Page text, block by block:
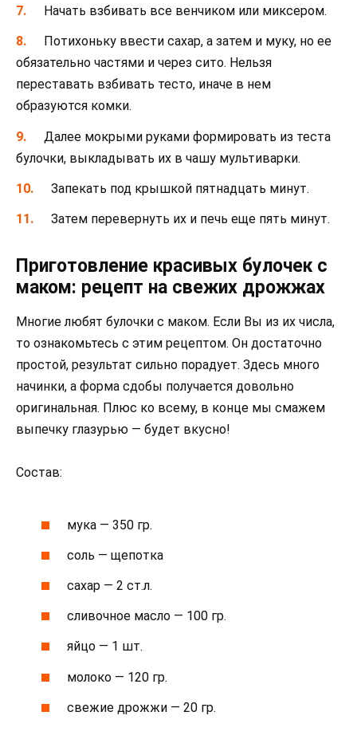
Начать взбивать все венчиком или миксером.
Потихоньку ввести сахар, а затем и муку, но ее
обязательно частями и через сито. Нельзя
переставать взбивать тесто, иначе в нем
образуются комки.
Далее мокрыми руками формировать из теста
булочки, выкладывать их в чашу мультиварки.
Запекать под крышкой пятнадцать минут.
Затем перевернуть их и печь еще пять минут.
Приготовление красивых булочек с
маком: рецепт на свежих дрожжах
Многие любят булочки с маком. Если Вы из их числа,
то ознакомьтесь с этим рецептом. Он достаточно
простой, результат сильно порадует. Здесь много
начинки, а форма сдобы получается довольно
оригинальная. Плюс ко всему, в конце мы смажем
выпечку глазурью — будет вкусно!
Состав:
мука — 350 гр.
соль — щепотка
сахар — 2 ст.л.
сливочное масло — 100 гр.
яйцо — 1 шт.
молоко — 120 гр.
свежие дрожжи — 20 гр.